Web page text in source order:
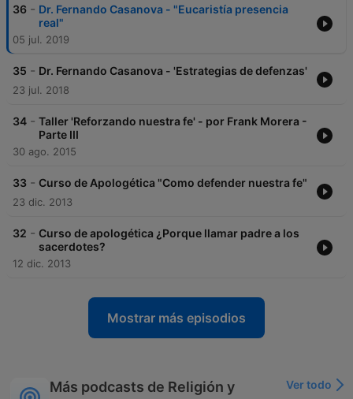
36 - Dr. Fernando Casanova - "Eucaristía presencia
real"
05 jul. 2019
35 - Dr. Fernando Casanova - 'Estrategias de defenzas'
23 jul. 2018
34 - Taller 'Reforzando nuestra fe' - por Frank Morera -
Parte III
30 ago. 2015
33 - Curso de Apologética "Como defender nuestra fe"
23 dic. 2013
32 - Curso de apologética ¿Porque llamar padre a los
sacerdotes?
12 dic. 2013
Mostrar más episodios
Más podcasts de Religión y
Ver todo